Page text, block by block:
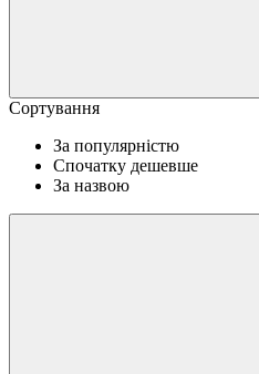
Сортування
За популярністю
Спочатку дешевше
За назвою